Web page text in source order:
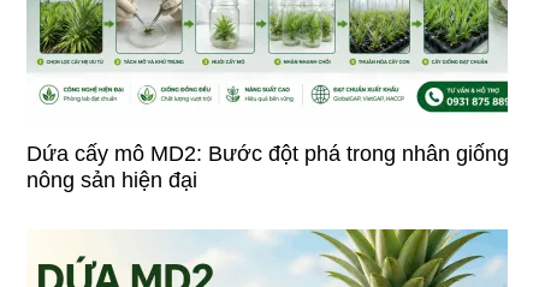
Dứa cấy mô MD2: Bước đột phá trong nhân giống
nông sản hiện đại